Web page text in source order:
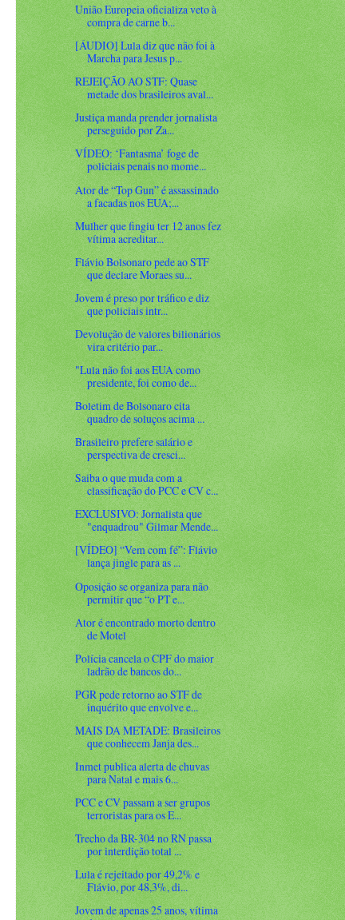
União Europeia oficializa veto à
compra de carne b...
[ÁUDIO] Lula diz que não foi à
Marcha para Jesus p...
REJEIÇÃO AO STF: Quase
metade dos brasileiros aval...
Justiça manda prender jornalista
perseguido por Za...
VÍDEO: ‘Fantasma’ foge de
policiais penais no mome...
Ator de “Top Gun” é assassinado
a facadas nos EUA;...
Mulher que fingiu ter 12 anos fez
vítima acreditar...
Flávio Bolsonaro pede ao STF
que declare Moraes su...
Jovem é preso por tráfico e diz
que policiais intr...
Devolução de valores bilionários
vira critério par...
"Lula não foi aos EUA como
presidente, foi como de...
Boletim de Bolsonaro cita
quadro de soluços acima ...
Brasileiro prefere salário e
perspectiva de cresci...
Saiba o que muda com a
classificação do PCC e CV c...
EXCLUSIVO: Jornalista que
"enquadrou" Gilmar Mende...
[VÍDEO] “Vem com fé”: Flávio
lança jingle para as ...
Oposição se organiza para não
permitir que “o PT e...
Ator é encontrado morto dentro
de Motel
Polícia cancela o CPF do maior
ladrão de bancos do...
PGR pede retorno ao STF de
inquérito que envolve e...
MAIS DA METADE: Brasileiros
que conhecem Janja des...
Inmet publica alerta de chuvas
para Natal e mais 6...
PCC e CV passam a ser grupos
terroristas para os E...
Trecho da BR-304 no RN passa
por interdição total ...
Lula é rejeitado por 49,2% e
Flávio, por 48,3%, di...
Jovem de apenas 25 anos, vítima